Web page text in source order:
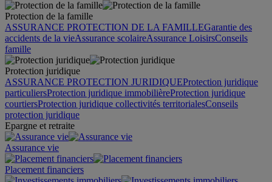
Protection de la famille
ASSURANCE PROTECTION DE LA FAMILLEGarantie des
accidents de la vieAssurance scolaireAssurance LoisirsConseils
famille
Protection juridique
ASSURANCE PROTECTION JURIDIQUEProtection juridique
particuliersProtection juridique immobilièreProtection juridique
courtiersProtection juridique collectivités territorialesConseils
protection juridique
Epargne et retraite
Assurance vie
Placement financiers